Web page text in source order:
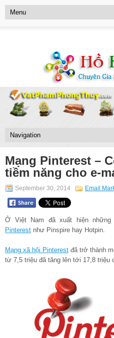
Mạng Pinterest –
tiềm năng cho e-
September 30, 2014 Email
Ở Việt Nam đã xuất hiện
Pinterest như Pinspire hay Hotpin.
Mạng xã hội Pinterest đã trở thành
từ 7,5 triệu đã tăng lên tới 17,8 triệu